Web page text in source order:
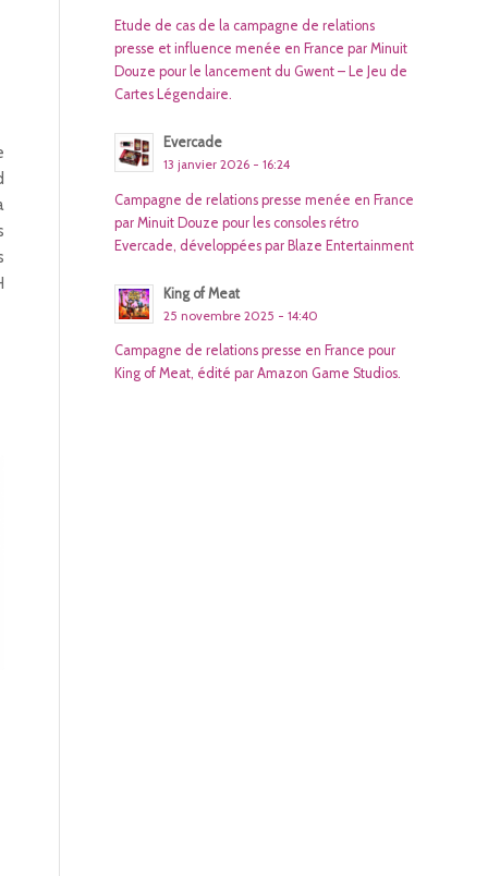
Etude de cas de la campagne de relations
presse et influence menée en France par Minuit
Douze pour le lancement du Gwent – Le Jeu de
Cartes Légendaire.
Evercade
13 janvier 2026 - 16:24
Campagne de relations presse menée en France
par Minuit Douze pour les consoles rétro
Evercade, développées par Blaze Entertainment
King of Meat
25 novembre 2025 - 14:40
Campagne de relations presse en France pour
King of Meat, édité par Amazon Game Studios.